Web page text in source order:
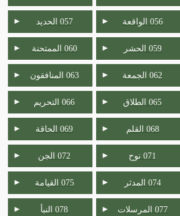
056 الواقعة ► 057 الحديد ►
059 الحشر ► 060 الممتحنة ►
062 الجمعة ► 063 المنافقون ►
065 الطلاق ► 066 التحريم ►
068 القلم ► 069 الحاقة ►
071 نوح ► 072 الجن ►
074 المدثر ► 075 القيامة ►
077 المرسلات ► 078 النبأ ►